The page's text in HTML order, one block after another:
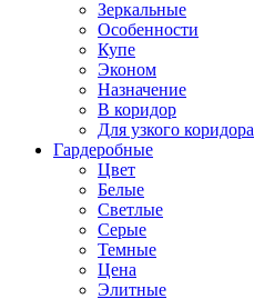
Зеркальные
Особенности
Купе
Эконом
Назначение
В коридор
Для узкого коридора
Гардеробные
Цвет
Белые
Светлые
Серые
Темные
Цена
Элитные